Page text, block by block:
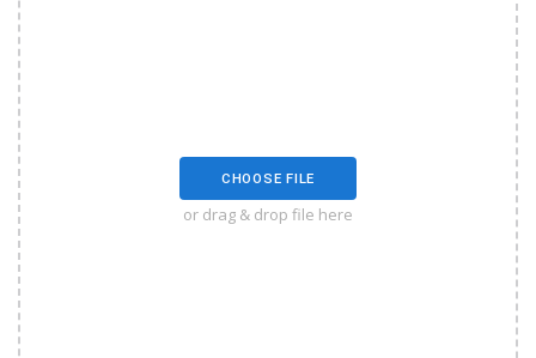
CHOOSE FILE
or drag & drop file here